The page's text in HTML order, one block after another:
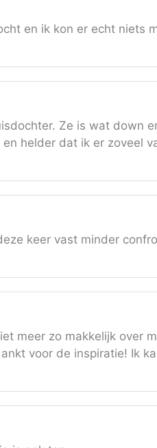
en ik kon er echt niets
Ze is wat down
helder dat ik er zoveel
keer vast minder
meer zo makkelijk over
voor de inspiratie! Ik